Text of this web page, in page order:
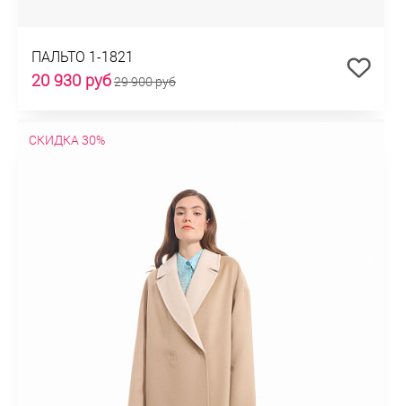
ПАЛЬТО 1-1821
20 930 руб29 900 руб
СКИДКА 30%